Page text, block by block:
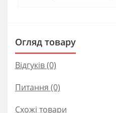
Огляд товару
Відгуків (0)
Питання (0)
Схожі товари